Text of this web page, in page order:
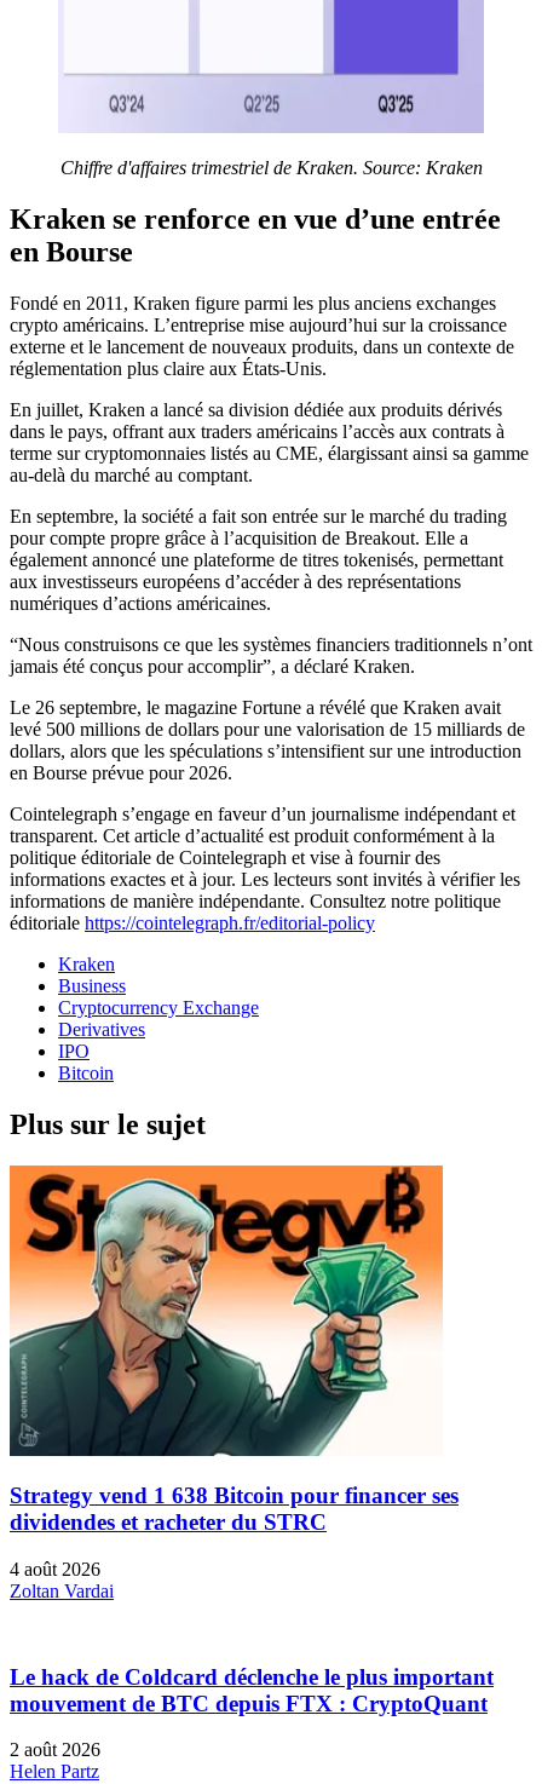
Chiffre d'affaires trimestriel de Kraken. Source: Kraken
Kraken se renforce en vue d’une entrée
en Bourse
Fondé en 2011, Kraken figure parmi les plus anciens exchanges
crypto américains. L’entreprise mise aujourd’hui sur la croissance
externe et le lancement de nouveaux produits, dans un contexte de
réglementation plus claire aux États-Unis.
En juillet, Kraken a lancé sa division dédiée aux produits dérivés
dans le pays, offrant aux traders américains l’accès aux contrats à
terme sur cryptomonnaies listés au CME, élargissant ainsi sa gamme
au-delà du marché au comptant.
En septembre, la société a fait son entrée sur le marché du trading
pour compte propre grâce à l’acquisition de Breakout. Elle a
également annoncé une plateforme de titres tokenisés, permettant
aux investisseurs européens d’accéder à des représentations
numériques d’actions américaines.
“Nous construisons ce que les systèmes financiers traditionnels n’ont
jamais été conçus pour accomplir”, a déclaré Kraken.
Le 26 septembre, le magazine Fortune a révélé que Kraken avait
levé 500 millions de dollars pour une valorisation de 15 milliards de
dollars, alors que les spéculations s’intensifient sur une introduction
en Bourse prévue pour 2026.
Cointelegraph s’engage en faveur d’un journalisme indépendant et
transparent. Cet article d’actualité est produit conformément à la
politique éditoriale de Cointelegraph et vise à fournir des
informations exactes et à jour. Les lecteurs sont invités à vérifier les
informations de manière indépendante. Consultez notre politique
éditoriale https://cointelegraph.fr/editorial-policy
Kraken
Business
Cryptocurrency Exchange
Derivatives
IPO
Bitcoin
Plus sur le sujet
Strategy vend 1 638 Bitcoin pour financer ses
dividendes et racheter du STRC
4 août 2026
Zoltan Vardai
Le hack de Coldcard déclenche le plus important
mouvement de BTC depuis FTX : CryptoQuant
2 août 2026
Helen Partz